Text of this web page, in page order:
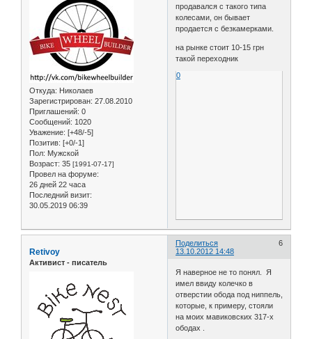
Откуда: Николаев
Зарегистрирован: 27.08.2010
Приглашений: 0
Сообщений: 1020
Уважение: [+48/-5]
Позитив: [+0/-1]
Пол: Мужской
Возраст: 35 [1991-07-17]
Провел на форуме:
26 дней 22 часа
Последний визит:
30.05.2019 06:39
продавался с такого типа
колесами, он бывает
продается с безкамерками.
на рынке стоит 10-15 грн
такой переходник
0
Поделиться
6
13.10.2012 14:48
Retivoy
Активист - писатель
Я наверное не то понял. Я
имел ввиду колечко в
отверстии обода под ниппель,
которые, к примеру, стояли
на моих мавиковских 317-x
ободах .